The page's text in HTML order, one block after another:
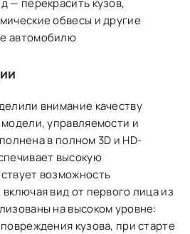
— перекрасить кузов,
обвесы и другие
автомобилю
внимание качеству
управляемости и
в полном 3D и HD-
высокую
возможность
вид от первого лица из
на высоком уровне:
кузова, при старте